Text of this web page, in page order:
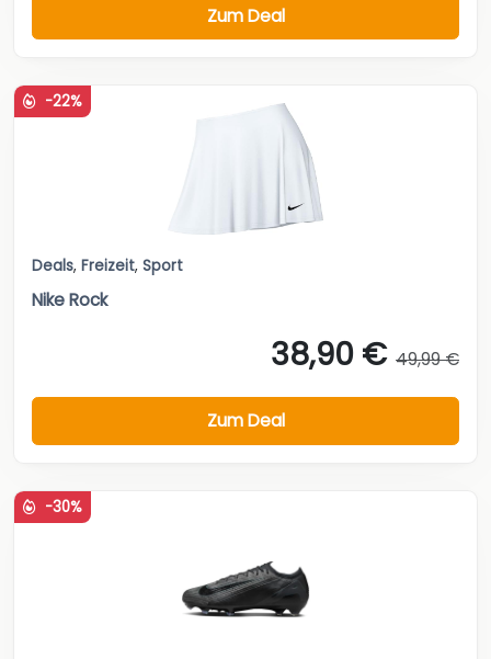
Zum Deal
-22%
Deals, Freizeit, Sport
Nike Rock
38,90 € 49,99 €
Zum Deal
-30%